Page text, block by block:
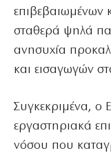
επιβεβαιωμένων
σταθερά ψηλά
ανησυχία
και εισαγωγών
Συγκεκριμένα, ο
εργαστηριακά
νόσου που